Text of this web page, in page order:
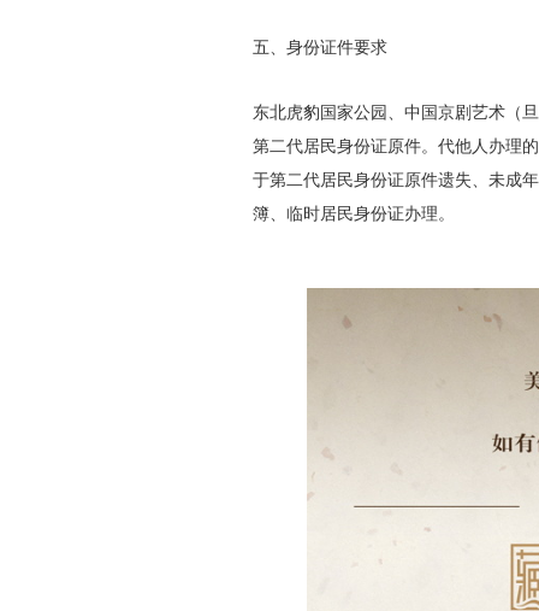
五、身份证件要求
东北虎豹国家公园、中国京剧艺术（
第二代居民身份证原件。代他人办理
于第二代居民身份证原件遗失、未成
簿、临时居民身份证办理。